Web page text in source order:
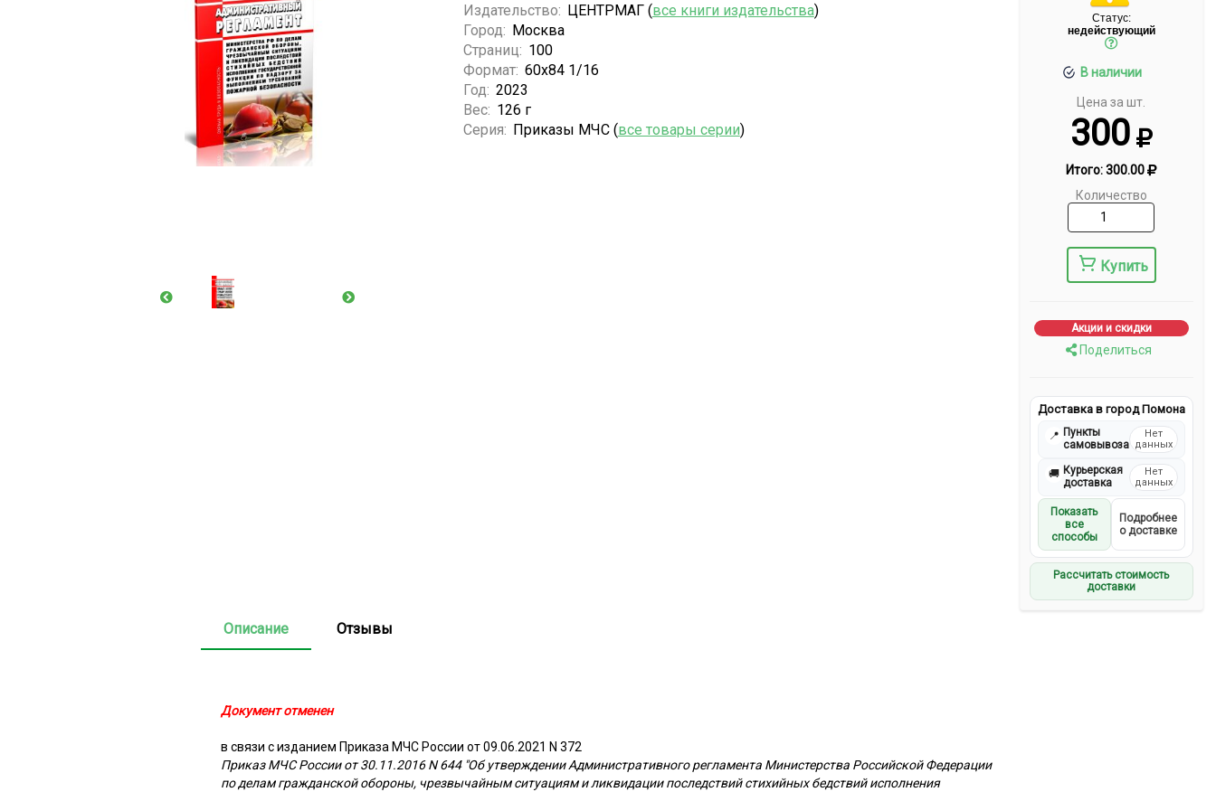
Статус:
недействующий
В наличии
Цена за шт.
300
Итого:300.00
Количество
Купить
Акции и скидки
Поделиться
Доставка в город Помона
📍 Пункты
самовывоза
Нет
данных
🚚 Курьерская
доставка
Нет
данных
Показать
все
способы
Подробнее
о доставке
Рассчитать стоимость
доставки
Издательство: ЦЕНТРМАГ (все книги издательства)
Город: Москва
Страниц: 100
Формат: 60х84 1/16
Год: 2023
Вес: 126 г
Серия: Приказы МЧС (все товары серии)
Описание Отзывы
Документ отменен
в связи с изданием Приказа МЧС России от 09.06.2021 N 372
Приказ МЧС России от 30.11.2016 N 644 "Об утверждении Административного регламента Министерства Российской Федерации
по делам гражданской обороны, чрезвычайным ситуациям и ликвидации последствий стихийных бедствий исполнения